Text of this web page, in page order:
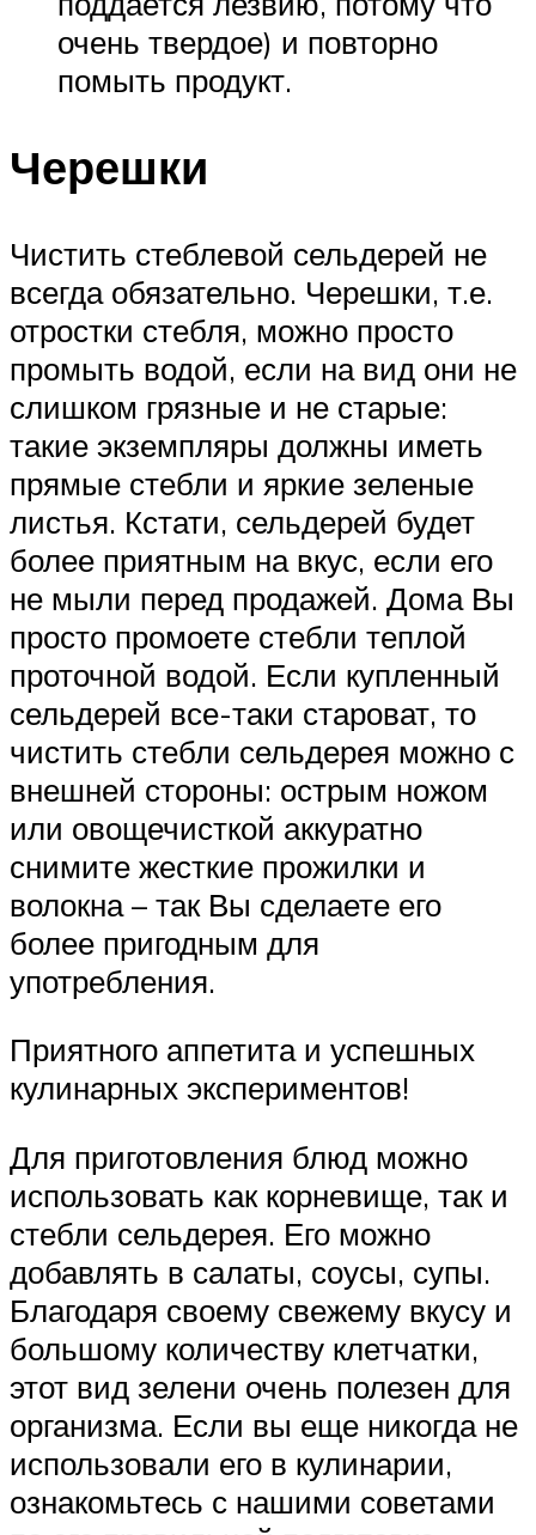
очень твердое) и повторно
помыть продукт.
Черешки
Чистить стеблевой сельдерей не
всегда обязательно. Черешки, т.е.
отростки стебля, можно просто
промыть водой, если на вид они не
слишком грязные и не старые:
такие экземпляры должны иметь
прямые стебли и яркие зеленые
листья. Кстати, сельдерей будет
более приятным на вкус, если его
не мыли перед продажей. Дома Вы
просто промоете стебли теплой
проточной водой. Если купленный
сельдерей все-таки староват, то
чистить стебли сельдерея можно с
внешней стороны: острым ножом
или овощечисткой аккуратно
снимите жесткие прожилки и
волокна – так Вы сделаете его
более пригодным для
употребления.
Приятного аппетита и успешных
кулинарных экспериментов!
Для приготовления блюд можно
использовать как корневище, так и
стебли сельдерея. Его можно
добавлять в салаты, соусы, супы.
Благодаря своему свежему вкусу и
большому количеству клетчатки,
этот вид зелени очень полезен для
организма. Если вы еще никогда не
использовали его в кулинарии,
ознакомьтесь с нашими советами